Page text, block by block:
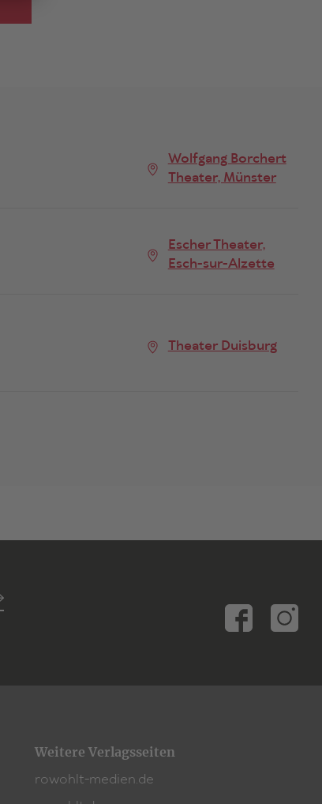
Wolfgang Borchert
Theater, Münster
Escher Theater,
Esch-sur-Alzette
Theater Duisburg
Weitere Verlagsseiten
rowohlt-medien.de